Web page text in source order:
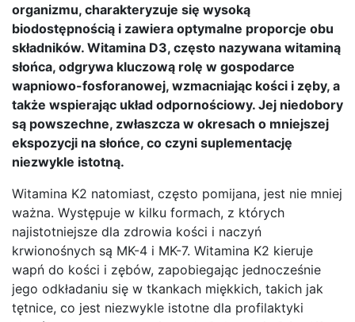
organizmu, charakteryzuje się wysoką
biodostępnością i zawiera optymalne proporcje obu
składników. Witamina D3, często nazywana witaminą
słońca, odgrywa kluczową rolę w gospodarce
wapniowo-fosforanowej, wzmacniając kości i zęby, a
także wspierając układ odpornościowy. Jej niedobory
są powszechne, zwłaszcza w okresach o mniejszej
ekspozycji na słońce, co czyni suplementację
niezwykle istotną.
Witamina K2 natomiast, często pomijana, jest nie mniej
ważna. Występuje w kilku formach, z których
najistotniejsze dla zdrowia kości i naczyń
krwionośnych są MK-4 i MK-7. Witamina K2 kieruje
wapń do kości i zębów, zapobiegając jednocześnie
jego odkładaniu się w tkankach miękkich, takich jak
tętnice, co jest niezwykle istotne dla profilaktyki